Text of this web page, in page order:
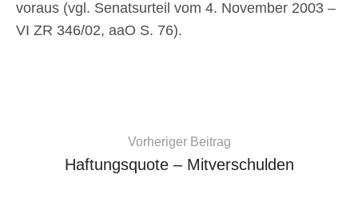
voraus (vgl. Senatsurteil vom 4. November 2003 –
VI ZR 346/02, aaO S. 76).
Vorheriger Beitrag
Haftungsquote – Mitverschulden